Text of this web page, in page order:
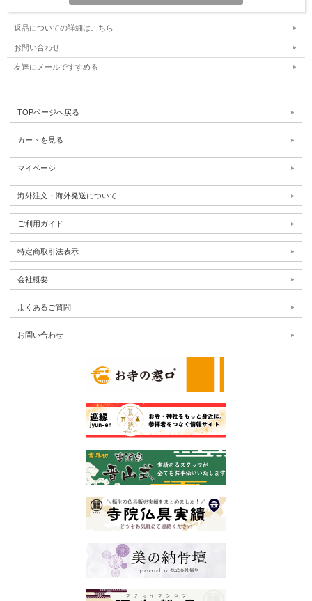
返品についての詳細はこちら
お問い合わせ
友達にメールですすめる
TOPページへ戻る
カートを見る
マイページ
海外注文・海外発送について
ご利用ガイド
特定商取引法表示
会社概要
よくあるご質問
お問い合わせ